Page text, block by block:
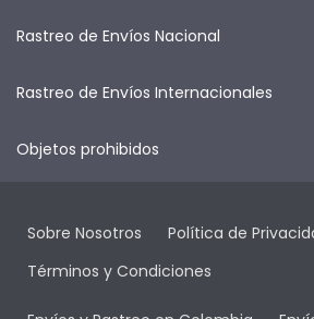
Rastreo de Envíos Nacional
Rastreo de Envíos Internacionales
Objetos prohibidos
Sobre Nosotros
Política de
Términos y Condiciones